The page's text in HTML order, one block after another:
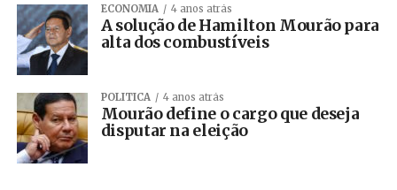
ECONOMIA 4 anos atrás
A solução de Hamilton Mourão para
alta dos combustíveis
POLÍTICA 4 anos atrás
Mourão define o cargo que deseja
disputar na eleição